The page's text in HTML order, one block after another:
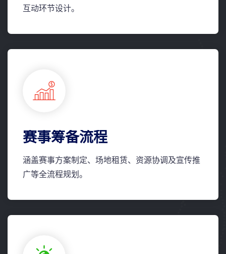
互动环节设计。
赛事筹备流程
涵盖赛事方案制定、场地租赁、资源协调及宣传推
广等全流程规划。